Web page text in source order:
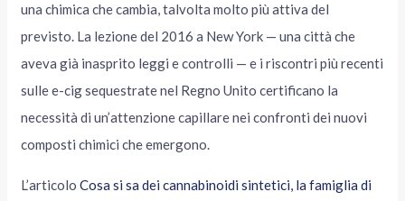
una chimica che cambia, talvolta molto più attiva del
previsto. La lezione del 2016 a New York — una città che
aveva già inasprito leggi e controlli — e i riscontri più recenti
sulle e-cig sequestrate nel Regno Unito certificano la
necessità di un’attenzione capillare nei confronti dei nuovi
composti chimici che emergono.
L’articoloCosa si sa dei cannabinoidi sintetici, la famiglia di